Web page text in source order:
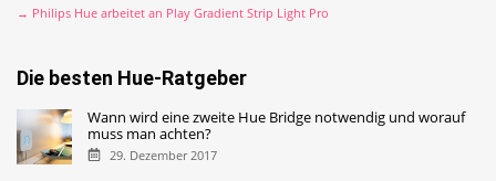
→ Philips Hue arbeitet an Play Gradient Strip Light Pro
Die besten Hue-Ratgeber
Wann wird eine zweite Hue Bridge notwendig und worauf
muss man achten?
29. Dezember 2017